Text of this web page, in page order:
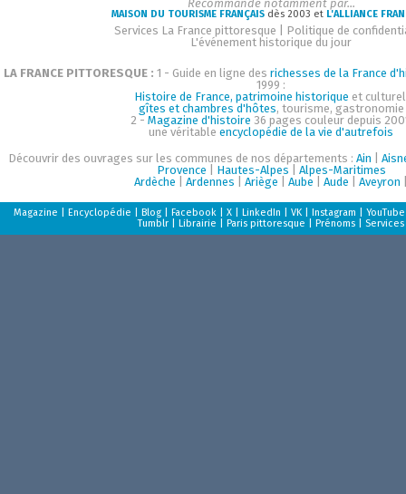
Recommandé notamment par...
MAISON DU TOURISME FRANÇAIS dès 2003 et L'ALLIANCE
Services La France pittoresque
Politique de
L'événement historique du jour
LA FRANCE PITTORESQUE : 1 - Guide en ligne des richesses de la France
1999 :
Histoire de France, patrimoine historique et
gîtes et chambres d'hôtes, tourisme, gastronomie
2 - Magazine d'histoire 36 pages couleur depuis
une véritableencyclopédie de la vie d'autrefois
Découvrir des ouvrages sur les communes de nos départements :Ain |
Provence
Hautes-Alpes
Alpes-Maritimes
Ardèche |Ardennes |Ariège |Aube |Aude |Aveyron
Magazine |Encyclopédie |Blog |Facebook |X |LinkedIn |VK |Instagram |YouTube
Tumblr |Librairie |Paris pittoresque |Prénoms Services